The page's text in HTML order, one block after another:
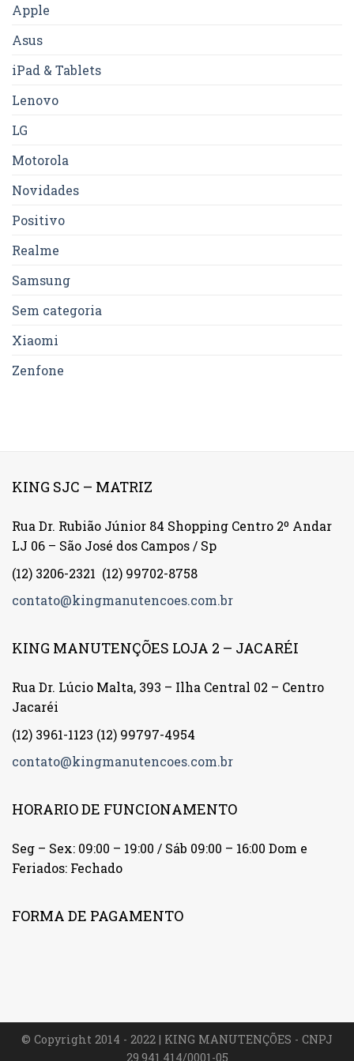
Apple
Asus
iPad & Tablets
Lenovo
LG
Motorola
Novidades
Positivo
Realme
Samsung
Sem categoria
Xiaomi
Zenfone
KING SJC – MATRIZ
Rua Dr. Rubião Júnior 84 Shopping Centro 2º Andar
LJ 06 – São José dos Campos / Sp
(12) 3206-2321 (12) 99702-8758
contato@kingmanutencoes.com.br
KING MANUTENÇÕES LOJA 2 – JACARÉI
Rua Dr. Lúcio Malta, 393 – Ilha Central 02 – Centro
Jacaréi
(12) 3961-1123 (12) 99797-4954
contato@kingmanutencoes.com.br
HORARIO DE FUNCIONAMENTO
Seg – Sex: 09:00 – 19:00 / Sáb 09:00 – 16:00 Dom e
Feriados: Fechado
FORMA DE PAGAMENTO
© Copyright 2014 - 2022 | KING MANUTENÇÕES - CNPJ
29.941.414/0001-05